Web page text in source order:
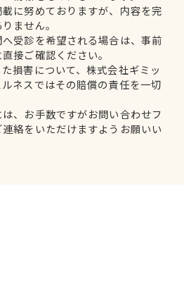
に努めておりますが、内容を完
ません。
受診を希望される場合は、事前
接ご確認ください。
損害について、株式会社ギミッ
ネスではその賠償の責任を一切
、お手数ですがお問い合わせフ
絡をいただけますようお願いい